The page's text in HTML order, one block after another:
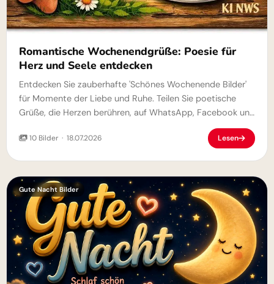
Romantische Wochenendgrüße: Poesie für
Herz und Seele entdecken
Entdecken Sie zauberhafte 'Schönes Wochenende Bilder'
für Momente der Liebe und Ruhe. Teilen Sie poetische
Grüße, die Herzen berühren, auf WhatsApp, Facebook und
10 Bilder · 18.07.2026 Lesen
Gute Nacht Bilder